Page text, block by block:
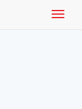
Toggle